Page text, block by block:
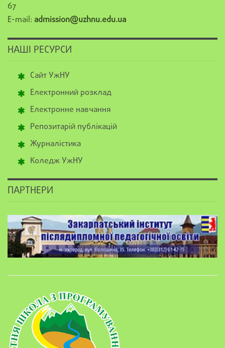
67
E-mail: admission@uzhnu.edu.ua
НАШІ РЕСУРСИ
Сайт УжНУ
Електронний розклад
Електронне навчання
Репозитарій публікацій
Журналістика
Коледж УжНУ
ПАРТНЕРИ